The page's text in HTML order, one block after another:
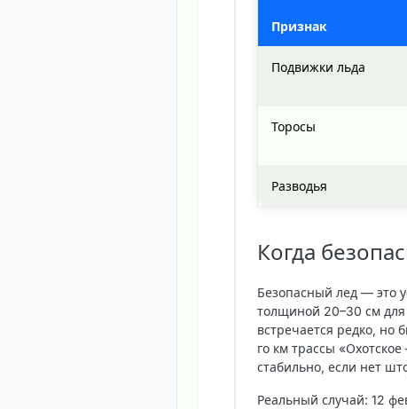
Признак
Подвижки льда
Торосы
Разводья
Когда
Безопасный лед — это
толщиной 20–30 см
встречается редко, но
го км трассы
стабильно, если нет
Реальный случай: 12